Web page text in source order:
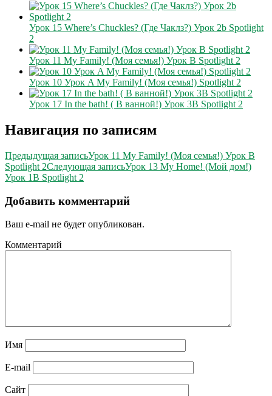
Урок 15 Where’s Chuckles? (Где Чаклз?) Урок 2b Spotlight
2
Урок 11 My Family! (Моя семья!) Урок B Spotlight 2
Урок 10 Урок A My Family! (Моя семья!) Spotlight 2
Урок 17 In the bath! ( В ванной!) Урок 3B Spotlight 2
Навигация по записям
Предыдущая записьУрок 11 My Family! (Моя семья!) Урок B
Spotlight 2Следующая записьУрок 13 My Home! (Мой дом!)
Урок 1B Spotlight 2
Добавить комментарий
Ваш e-mail не будет опубликован.
Комментарий
Имя
E-mail
Сайт